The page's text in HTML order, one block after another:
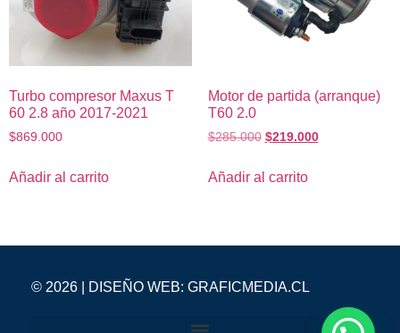
Turbo compresor Maxus T
60 2.8 año 2017-2021
$869.000
Añadir al carrito
Motor de partida (arranque)
T60 2.0
$285.000 $219.000
Añadir al carrito
© 2026 | DISEÑO WEB: GRAFICMEDIA.CL